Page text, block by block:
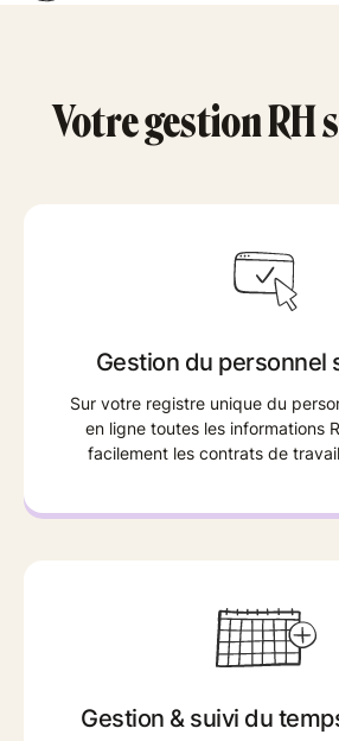
Votre gestion RH
Gestion du personnel
Sur votre registre unique du
en ligne toutes les informations
facilement les contrats de
Gestion & suivi du